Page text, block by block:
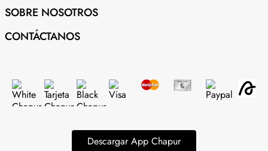
SOBRE NOSOTROS
CONTÁCTANOS
Descargar App Chapur